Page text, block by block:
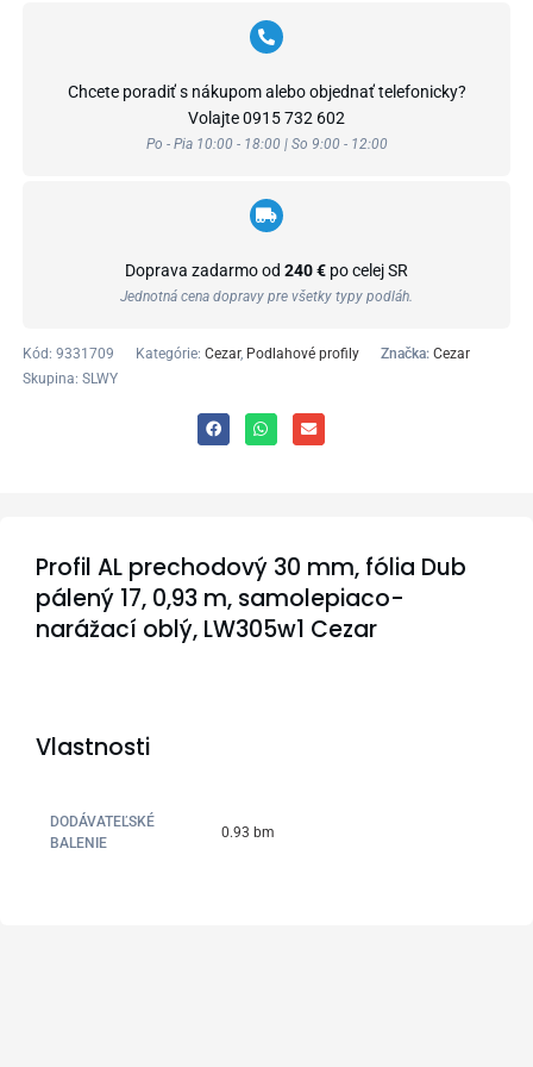
Chcete poradiť s nákupom alebo objednať telefonicky?
Volajte0915 732 602
Po - Pia 10:00 - 18:00 | So 9:00 - 12:00
Doprava zadarmo od 240 € po celej SR
Jednotná cena dopravy pre všetky typy podláh.
Kód: 9331709 Kategórie: Cezar, Podlahové profily Značka: Cezar
Skupina: SLWY
Profil AL prechodový 30 mm, fólia Dub
pálený 17, 0,93 m, samolepiaco-
narážací oblý, LW305w1 Cezar
Vlastnosti
DODÁVATEĽSKÉ
BALENIE
0.93 bm